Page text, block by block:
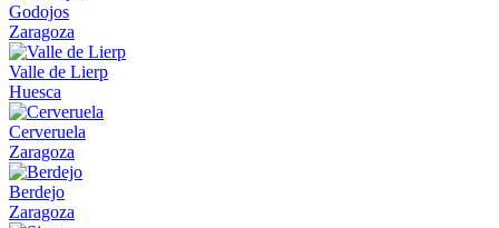
Godojos
Zaragoza
Valle de Lierp
Huesca
Cerveruela
Zaragoza
Berdejo
Zaragoza